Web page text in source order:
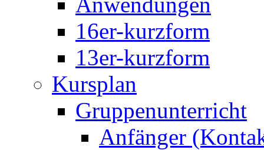
16er-kurzform
13er-kurzform
Kursplan
Gruppenunterricht
Anfänger